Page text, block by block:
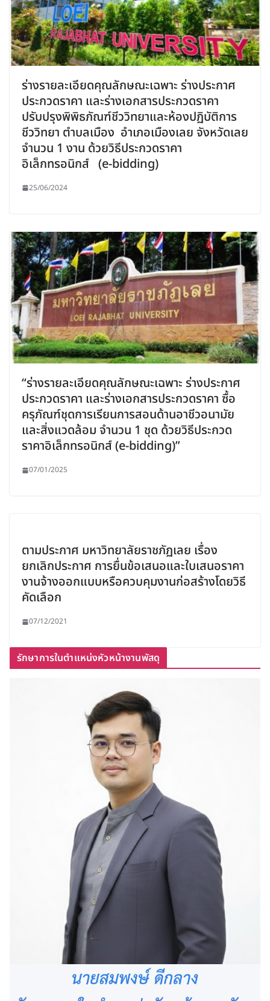
ร่างรายละเอียดคุณลักษณะเฉพาะ ร่างประกาศ
ประกวดราคา และร่างเอกสารประกวดราคา
ปรับปรุงพิพิธภัณฑ์ชีววิทยาและห้องปฏิบัติการ
ชีววิทยา ตำบลเมือง อำเภอเมืองเลย จังหวัดเลย
จำนวน 1 งาน ด้วยวิธีประกวดราคา
อิเล็กทรอนิกส์ (e-bidding)
25/06/2024
“ร่างรายละเอียดคุณลักษณะเฉพาะ ร่างประกาศ
ประกวดราคา และร่างเอกสารประกวดราคา ซื้อ
ครุภัณฑ์ชุดการเรียนการสอนด้านอาชีวอนามัย
และสิ่งแวดล้อม จำนวน 1 ชุด ด้วยวิธีประกวด
ราคาอิเล็กทรอนิกส์ (e-bidding)”
07/01/2025
ตามประกาศ มหาวิทยาลัยราชภัฏเลย เรื่อง
ยกเลิกประกาศ การยื่นข้อเสนอและใบเสนอราคา
งานจ้างออกแบบหรือควบคุมงานก่อสร้างโดยวิธี
คัดเลือก
07/12/2021
รักษาการในตำแหน่งหัวหน้างานพัสดุ